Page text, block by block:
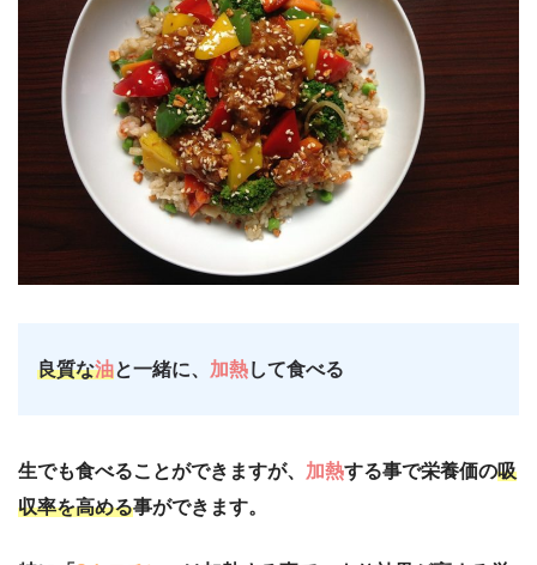
良質な油と一緒に、 加熱して食べる
生でも食べることができますが、 加熱する事で栄養価の吸
収率を高める事ができます。